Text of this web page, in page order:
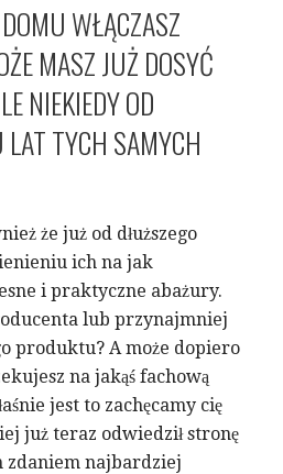
WŁĄCZASZ
MASZ JUŻ DOSYĆ
NIEKIEDY OD
TYCH SAMYCH
że już od dłuższego
ich na jak
i praktyczne abażury.
lub przynajmniej
produktu? A może dopiero
na jakąś fachową
jest to zachęcamy cię
już teraz odwiedził stronę
zdaniem najbardziej